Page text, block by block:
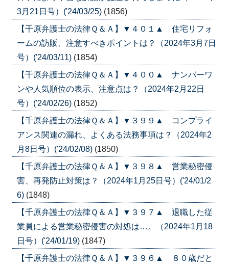
3月21日号）('24/03/25) (1856)
【千原弁護士の法律Ｑ＆Ａ】▼４０１▲ 住宅リフォ
ームの訪販、注意すべきポイントは？（2024年3月7日
号）('24/03/11) (1854)
【千原弁護士の法律Ｑ＆Ａ】▼４００▲ ナンバーワ
ンや人気順位の表示、注意点は？（2024年2月22日
号）('24/02/26) (1852)
【千原弁護士の法律Ｑ＆Ａ】▼３９９▲ コンプライ
アンス関連の漏れ、よくある法務事項は？（2024年2
月8日号）('24/02/08) (1850)
【千原弁護士の法律Ｑ＆Ａ】▼３９８▲ 営業秘密侵
害、再発防止対策は？（2024年1月25日号）('24/01/2
6) (1848)
【千原弁護士の法律Ｑ＆Ａ】▼３９７▲ 退職した従
業員による営業秘密侵害の対処は…。（2024年1月18
日号）('24/01/19) (1847)
【千原弁護士の法律Ｑ＆Ａ】▼３９６▲ ８０歳だと